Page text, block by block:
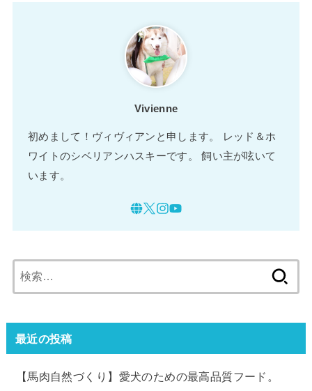
Vivienne
初めまして！ヴィヴィアンと申します。 レッド＆ホ
ワイトのシベリアンハスキーです。 飼い主が呟いて
います。
索:
最近の投稿
【馬肉自然づくり】愛犬のための最高品質フード。